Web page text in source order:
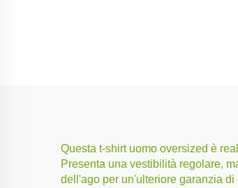
Questa t-shirt uomo oversized è
Presenta una vestibilità regolare,
dell'ago per un'ulteriore garanzia di